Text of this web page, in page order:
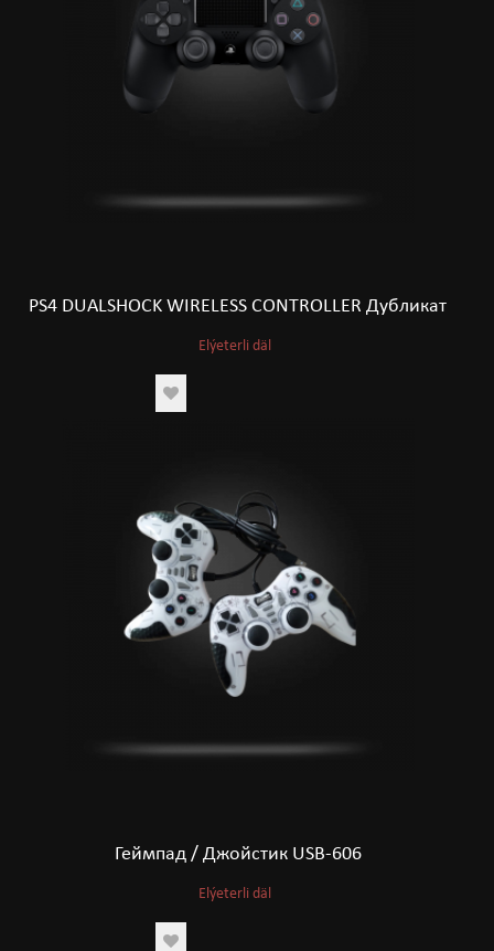
PS4 DUALSHOCK WIRELESS CONTROLLER Дубликат
Elýeterli däl
Геймпад / Джойстик USB-606
Elýeterli däl